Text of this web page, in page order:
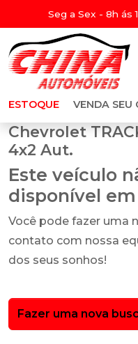
Seg a Sex - 8h ás
ESTOQUE VENDA SEU
Chevrolet
4x2 Aut.
Este veículo
disponível
Você pode fazer uma
contato com nossa
dos seus sonhos!
Fazer uma nova